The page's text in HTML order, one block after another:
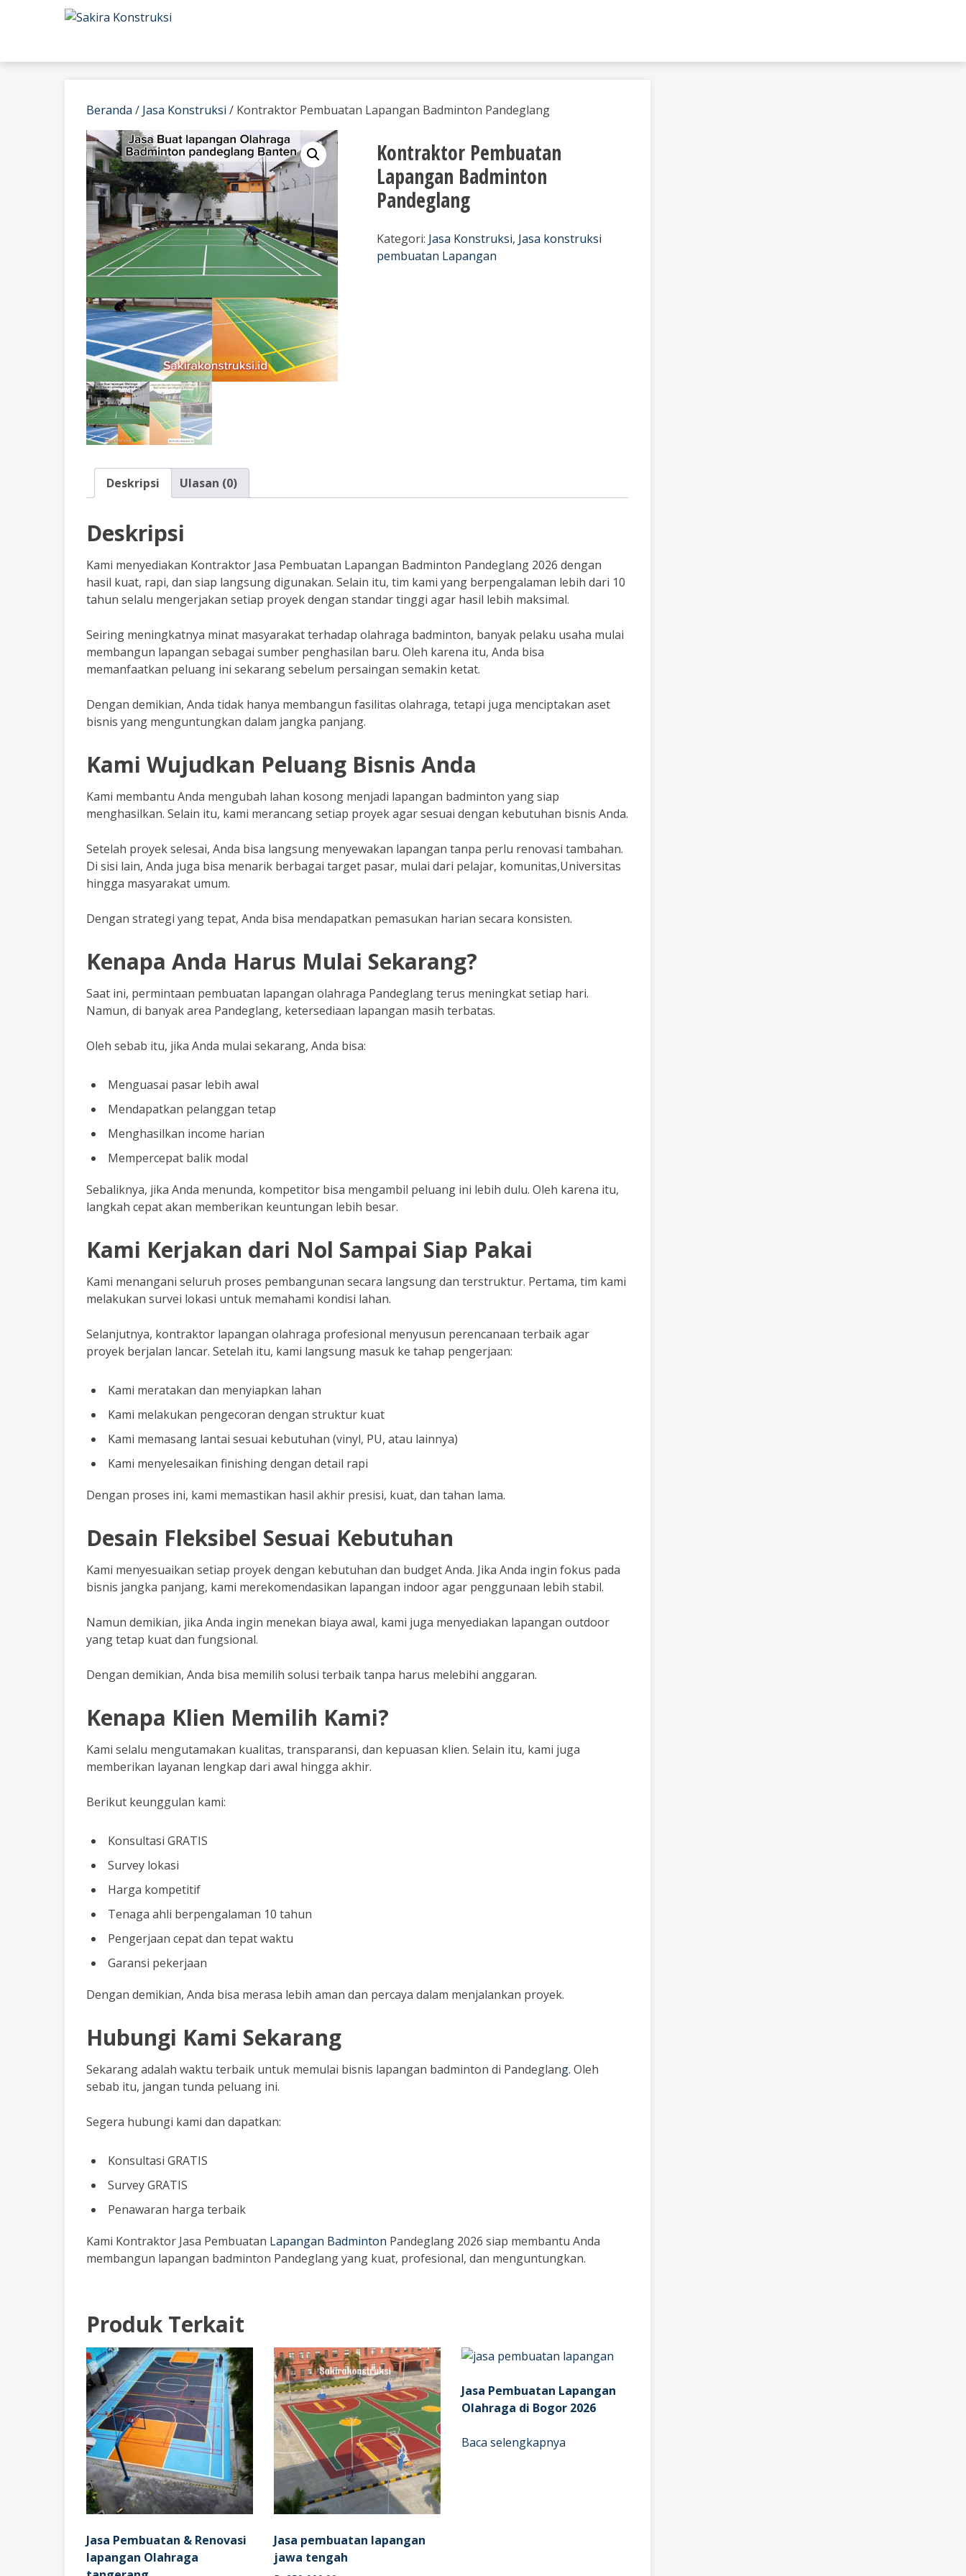
Beranda / Jasa Konstruksi / Kontraktor Pembuatan Lapangan Badminton Pandeglang
Kontraktor Pembuatan
Lapangan Badminton
Pandeglang
Kategori: Jasa Konstruksi, Jasa konstruksi
pembuatan Lapangan
Deskripsi Ulasan (0)
Deskripsi
Kami menyediakan Kontraktor Jasa Pembuatan Lapangan Badminton Pandeglang 2026 dengan
hasil kuat, rapi, dan siap langsung digunakan. Selain itu, tim kami yang berpengalaman lebih dari 10
tahun selalu mengerjakan setiap proyek dengan standar tinggi agar hasil lebih maksimal.
Seiring meningkatnya minat masyarakat terhadap olahraga badminton, banyak pelaku usaha mulai
membangun lapangan sebagai sumber penghasilan baru. Oleh karena itu, Anda bisa
memanfaatkan peluang ini sekarang sebelum persaingan semakin ketat.
Dengan demikian, Anda tidak hanya membangun fasilitas olahraga, tetapi juga menciptakan aset
bisnis yang menguntungkan dalam jangka panjang.
Kami Wujudkan Peluang Bisnis Anda
Kami membantu Anda mengubah lahan kosong menjadi lapangan badminton yang siap
menghasilkan. Selain itu, kami merancang setiap proyek agar sesuai dengan kebutuhan bisnis Anda.
Setelah proyek selesai, Anda bisa langsung menyewakan lapangan tanpa perlu renovasi tambahan.
Di sisi lain, Anda juga bisa menarik berbagai target pasar, mulai dari pelajar, komunitas,Universitas
hingga masyarakat umum.
Dengan strategi yang tepat, Anda bisa mendapatkan pemasukan harian secara konsisten.
Kenapa Anda Harus Mulai Sekarang?
Saat ini, permintaan pembuatan lapangan olahraga Pandeglang terus meningkat setiap hari.
Namun, di banyak area Pandeglang, ketersediaan lapangan masih terbatas.
Oleh sebab itu, jika Anda mulai sekarang, Anda bisa:
Menguasai pasar lebih awal
Mendapatkan pelanggan tetap
Menghasilkan income harian
Mempercepat balik modal
Sebaliknya, jika Anda menunda, kompetitor bisa mengambil peluang ini lebih dulu. Oleh karena itu,
langkah cepat akan memberikan keuntungan lebih besar.
Kami Kerjakan dari Nol Sampai Siap Pakai
Kami menangani seluruh proses pembangunan secara langsung dan terstruktur. Pertama, tim kami
melakukan survei lokasi untuk memahami kondisi lahan.
Selanjutnya, kontraktor lapangan olahraga profesional menyusun perencanaan terbaik agar
proyek berjalan lancar. Setelah itu, kami langsung masuk ke tahap pengerjaan:
Kami meratakan dan menyiapkan lahan
Kami melakukan pengecoran dengan struktur kuat
Kami memasang lantai sesuai kebutuhan (vinyl, PU, atau lainnya)
Kami menyelesaikan finishing dengan detail rapi
Dengan proses ini, kami memastikan hasil akhir presisi, kuat, dan tahan lama.
Desain Fleksibel Sesuai Kebutuhan
Kami menyesuaikan setiap proyek dengan kebutuhan dan budget Anda. Jika Anda ingin fokus pada
bisnis jangka panjang, kami merekomendasikan lapangan indoor agar penggunaan lebih stabil.
Namun demikian, jika Anda ingin menekan biaya awal, kami juga menyediakan lapangan outdoor
yang tetap kuat dan fungsional.
Dengan demikian, Anda bisa memilih solusi terbaik tanpa harus melebihi anggaran.
Kenapa Klien Memilih Kami?
Kami selalu mengutamakan kualitas, transparansi, dan kepuasan klien. Selain itu, kami juga
memberikan layanan lengkap dari awal hingga akhir.
Berikut keunggulan kami:
Konsultasi GRATIS
Survey lokasi
Harga kompetitif
Tenaga ahli berpengalaman 10 tahun
Pengerjaan cepat dan tepat waktu
Garansi pekerjaan
Dengan demikian, Anda bisa merasa lebih aman dan percaya dalam menjalankan proyek.
Hubungi Kami Sekarang
Sekarang adalah waktu terbaik untuk memulai bisnis lapangan badminton di Pandeglang. Oleh
sebab itu, jangan tunda peluang ini.
Segera hubungi kami dan dapatkan:
Konsultasi GRATIS
Survey GRATIS
Penawaran harga terbaik
Kami Kontraktor Jasa Pembuatan Lapangan Badminton Pandeglang 2026 siap membantu Anda
membangun lapangan badminton Pandeglang yang kuat, profesional, dan menguntungkan.
Produk Terkait
Jasa Pembuatan & Renovasi
lapangan Olahraga
Jasa pembuatan lapangan
jawa tengah
Jasa Pembuatan Lapangan
Olahraga di Bogor 2026
Baca selengkapnya